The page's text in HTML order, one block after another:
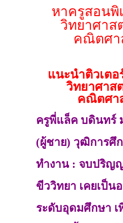
หาครูสอนพิ
วิทยาศาส
คณิตศา
แนะนำติวเต
วิทยาศาส
คณิตศา
ครูพี่แล็ค บดินทร์
(ผู้ชาย) วุฒิการศึ
ทำงาน : จบปริญ
ขีววิทยา เคยเป็น
ระดับอุดมศึกษา เ